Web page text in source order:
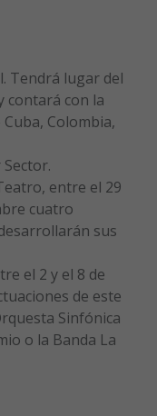
Tendrá lugar del
contará con la
Colombia,
entre el 29
cuatro
sus
el 2 y el 8 de
de este
Sinfónica
o la Banda La